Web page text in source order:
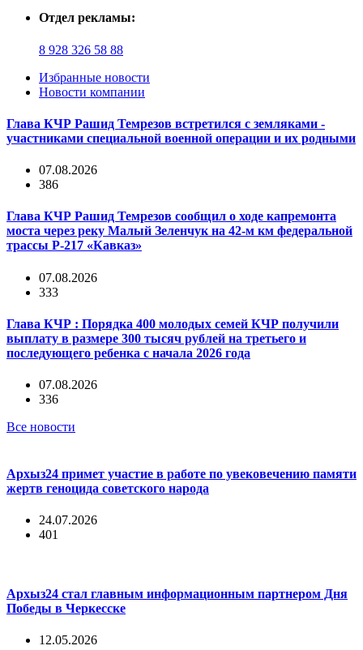
Отдел рекламы:
8 928 326 58 88
Избранные новости
Новости компании
Глава КЧР Рашид Темрезов встретился с земляками -
участниками специальной военной операции и их родными
07.08.2026
386
Глава КЧР Рашид Темрезов сообщил о ходе капремонта
моста через реку Малый Зеленчук на 42-м км федеральной
трассы Р-217 «Кавказ»
07.08.2026
333
Глава КЧР : Порядка 400 молодых семей КЧР получили
выплату в размере 300 тысяч рублей на третьего и
последующего ребенка с начала 2026 года
07.08.2026
336
Все новости
Архыз24 примет участие в работе по увековечению памяти
жертв геноцида советского народа
24.07.2026
401
Архыз24 стал главным информационным партнером Дня
Победы в Черкесске
12.05.2026